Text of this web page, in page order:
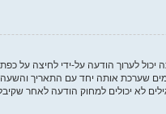
לערוך הודעה על-ידי לחיצה
אותה יחד עם התאריך והשעה.
לא יכולים למחוק הודעה לאחר